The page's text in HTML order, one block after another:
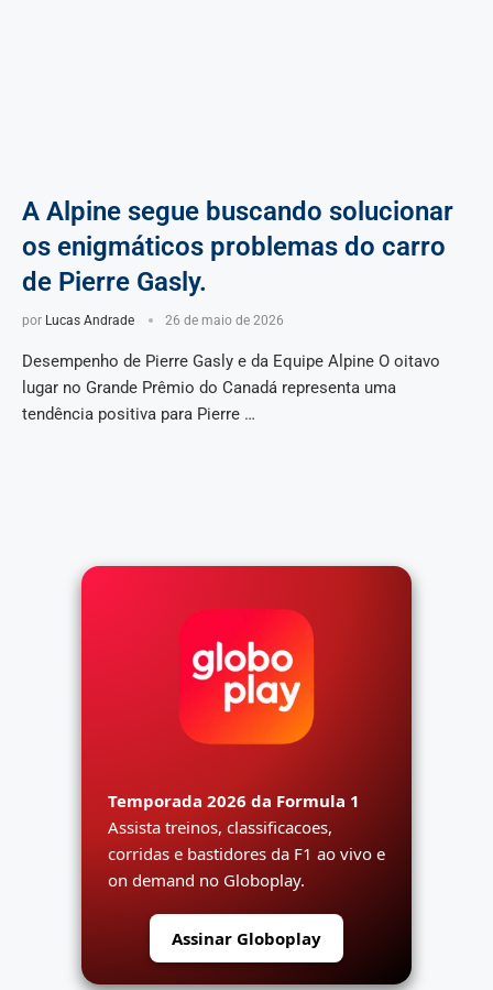
A Alpine segue buscando solucionar
os enigmáticos problemas do carro
de Pierre Gasly.
por Lucas Andrade 26 de maio de 2026
Desempenho de Pierre Gasly e da Equipe Alpine O oitavo
lugar no Grande Prêmio do Canadá representa uma
tendência positiva para Pierre …
Temporada 2026 da Formula 1
Assista treinos, classificacoes,
corridas e bastidores da F1 ao vivo e
on demand no Globoplay.
Assinar Globoplay